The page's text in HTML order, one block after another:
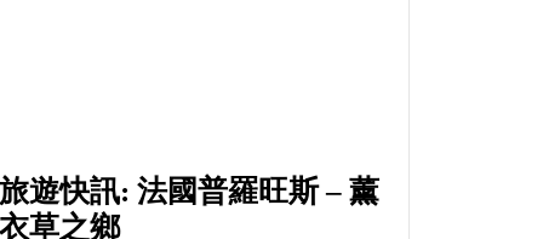
旅遊快訊: 法國普羅旺斯 – 薰
衣草之鄉